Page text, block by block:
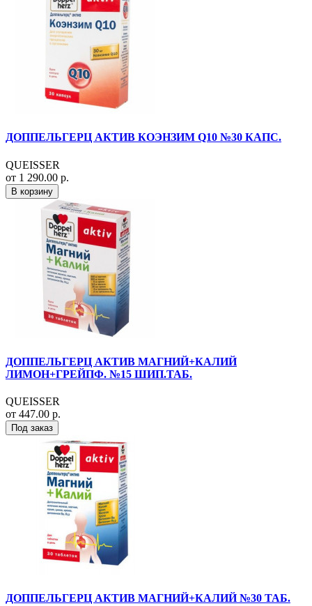
ДОППЕЛЬГЕРЦ АКТИВ КОЭНЗИМ Q10 №30 КАПС.
QUEISSER
от 1 290.00 р.
В корзину
ДОППЕЛЬГЕРЦ АКТИВ МАГНИЙ+КАЛИЙ
ЛИМОН+ГРЕЙПФ. №15 ШИП.ТАБ.
QUEISSER
от 447.00 р.
Под заказ
ДОППЕЛЬГЕРЦ АКТИВ МАГНИЙ+КАЛИЙ №30 ТАБ.